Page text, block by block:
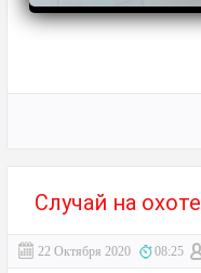
Случай на охоте
22 Октября 2020 08:25